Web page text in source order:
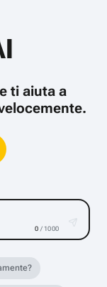
ti aiuta a
0 / 1000